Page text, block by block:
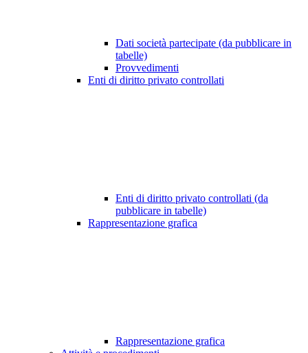
Dati società partecipate (da pubblicare in
tabelle)
Provvedimenti
Enti di diritto privato controllati
Enti di diritto privato controllati (da
pubblicare in tabelle)
Rappresentazione grafica
Rappresentazione grafica